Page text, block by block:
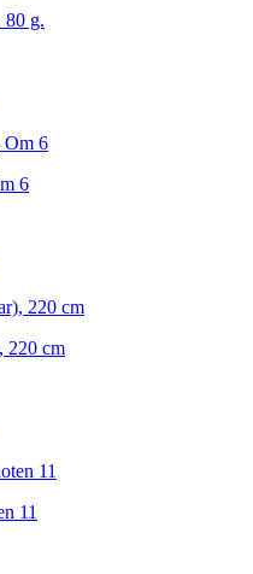
80 g.
6
220 cm
11